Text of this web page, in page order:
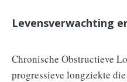
Levensverwachting
Chronische Obstructieve
progressieve longziekte